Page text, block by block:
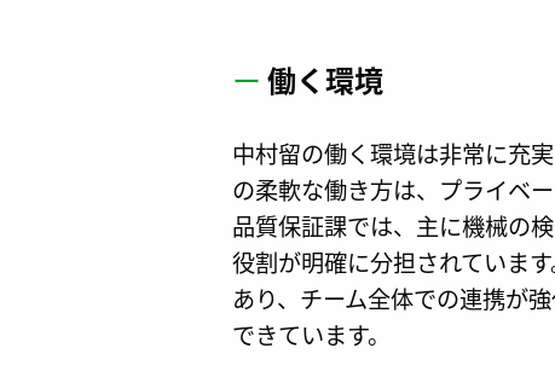
ー 働く環境
中村留の働く環境は非常に充
の柔軟な働き方は、プライベ
品質保証課では、主に機械の
役割が明確に分担されていま
あり、チーム全体での連携が
できています。